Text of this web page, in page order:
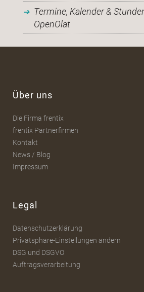
Termine, Kalender &
OpenOlat
Über uns
Die Firma frentix
frentix Partnerfirmen
Kontakt
News / Blog
Impressum
Legal
Datenschutzerklärung
Privatsphäre-Einstellungen ändern
DSG und DSGVO
Auftragsverarbeitung